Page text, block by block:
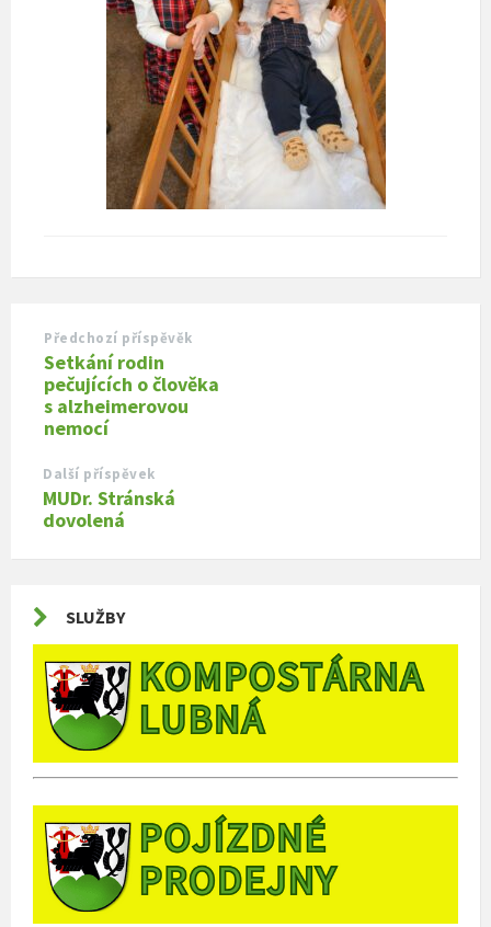
Předchozí příspěvěk
Setkání rodin
pečujících o člověka
s alzheimerovou
nemocí
Další příspěvek
MUDr. Stránská
dovolená
SLUŽBY